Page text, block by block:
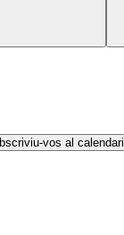
vos al calendari